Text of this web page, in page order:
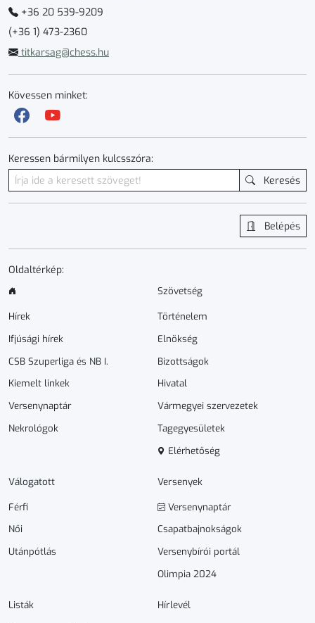
+36 20 539-9209
(+36 1) 473-2360
titkarsag@chess.hu
Kövessen minket:
Keressen bármilyen kulcsszóra:
Keresés
Belépés
Oldaltérkép:
Hírek
Ifjúsági hírek
CSB Szuperliga és NB I.
Kiemelt linkek
Versenynaptár
Nekrológok
Szövetség
Történelem
Elnökség
Bizottságok
Hivatal
Vármegyei szervezetek
Tagegyesületek
Elérhetőség
Válogatott
Férfi
Női
Utánpótlás
Versenyek
Versenynaptár
Csapatbajnokságok
Versenybírói portál
Olimpia 2024
Listák Hírlevél